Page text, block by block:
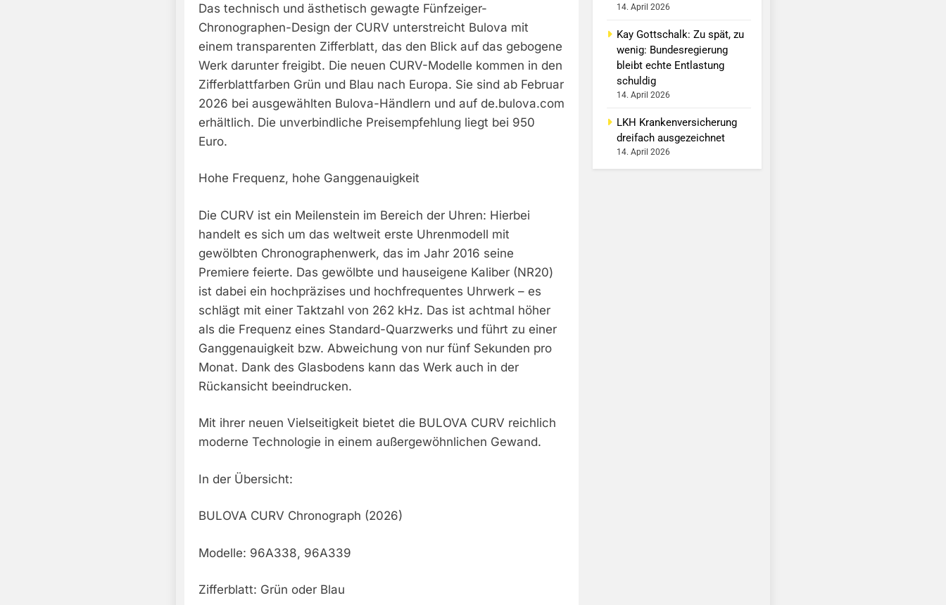
Das technisch und ästhetisch gewagte Fünfzeiger-
Chronographen-Design der CURV unterstreicht Bulova mit
einem transparenten Zifferblatt, das den Blick auf das gebogene
Werk darunter freigibt. Die neuen CURV-Modelle kommen in den
Zifferblattfarben Grün und Blau nach Europa. Sie sind ab Februar
2026 bei ausgewählten Bulova-Händlern und auf de.bulova.com
erhältlich. Die unverbindliche Preisempfehlung liegt bei 950
Euro.
Hohe Frequenz, hohe Ganggenauigkeit
Die CURV ist ein Meilenstein im Bereich der Uhren: Hierbei
handelt es sich um das weltweit erste Uhrenmodell mit
gewölbten Chronographenwerk, das im Jahr 2016 seine
Premiere feierte. Das gewölbte und hauseigene Kaliber (NR20)
ist dabei ein hochpräzises und hochfrequentes Uhrwerk – es
schlägt mit einer Taktzahl von 262 kHz. Das ist achtmal höher
als die Frequenz eines Standard-Quarzwerks und führt zu einer
Ganggenauigkeit bzw. Abweichung von nur fünf Sekunden pro
Monat. Dank des Glasbodens kann das Werk auch in der
Rückansicht beeindrucken.
Mit ihrer neuen Vielseitigkeit bietet die BULOVA CURV reichlich
moderne Technologie in einem außergewöhnlichen Gewand.
In der Übersicht:
BULOVA CURV Chronograph (2026)
Modelle: 96A338, 96A339
Zifferblatt: Grün oder Blau
14. April 2026
Kay Gottschalk: Zu spät, zu
wenig: Bundesregierung
bleibt echte Entlastung
schuldig
14. April 2026
LKH Krankenversicherung
dreifach ausgezeichnet
14. April 2026